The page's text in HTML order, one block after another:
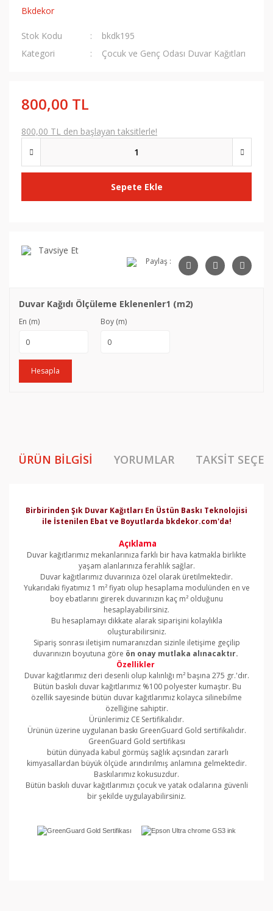
Bkdekor
Stok Kodu
bkdk195
Kategori
Çocuk ve Genç Odası Duvar Kağıtları
800,00 TL
800,00 TL den başlayan taksitlerle!
Sepete Ekle
Tavsiye Et
Paylaş :
Duvar Kağıdı Ölçüleme Eklenenler1 (m2)
En (m) Boy (m)
Hesapla
ÜRÜN BILGISI YORUMLAR TAKSIT
Birbirinden Şık Duvar Kağıtları En Üstün Baskı Teknolojisi
ile İstenilen Ebat ve Boyutlarda bkdekor.com'da!
Açıklama
Duvar kağıtlarımız mekanlarınıza farklı bir hava katmakla birlikte
yaşam alanlarınıza ferahlık sağlar.
Duvar kağıtlarımız duvarınıza özel olarak üretilmektedir.
Yukarıdaki fiyatımız 1 m² fiyatı olup hesaplama modulünden en ve
boy ebatlarını girerek duvarınızın kaç m² olduğunu
hesaplayabilirsiniz.
Bu hesaplamayı dikkate alarak siparişini kolaylıkla
oluşturabilirsiniz.
Sipariş sonrası iletişim numaranızdan sizinle iletişime geçilip
duvarınızın boyutuna göre ön onay mutlaka alınacaktır.
Özellikler
Duvar kağıtlarımız deri desenli olup kalınlığı m² başına 275 gr.'dır.
Bütün baskılı duvar kağıtlarımız %100 polyester kumaştır. Bu
özellik sayesinde bütün duvar kağıtlarımız kolayca silinebilme
özelliğine sahiptir.
Ürünlerimiz CE Sertifikalıdır.
Ürünün üzerine uygulanan baskı GreenGuard Gold sertifikalıdır.
GreenGuard Gold sertifikası
bütün dünyada kabul görmüş sağlık açısından zararlı
kimyasallardan büyük ölçüde arındırılmış anlamına gelmektedir.
Baskılarımız kokusuzdur.
Bütün baskılı duvar kağıtlarımızı çocuk ve yatak odalarına güvenli
bir şekilde uygulayabilirsiniz.